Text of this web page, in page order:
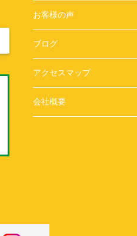
お客様の声
ブログ
アクセスマップ
会社概要